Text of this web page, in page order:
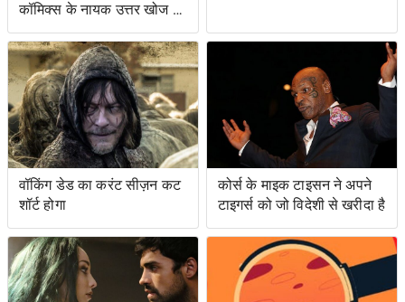
कॉमिक्स के नायक उत्तर खोज रहे
हैं ... और प्रतिशोध समुद्र पर
वॉकिंग डेड का करंट सीज़न कट
शॉर्ट होगा
कोर्स के माइक टाइसन ने अपने
टाइगर्स को जो विदेशी से खरीदा है